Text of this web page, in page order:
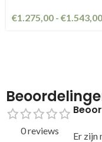
€1.275,00 - €1.543,00
0 reviews Er zijn